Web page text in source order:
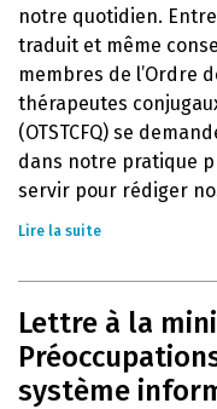
notre quotidien.
traduit et même
membres de l’Ordre
thérapeutes
(OTSTCFQ) se
dans notre pratique
servir pour rédiger
Lire la suite
Lettre à la
système